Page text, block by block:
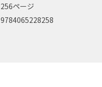
256ページ
9784065228258